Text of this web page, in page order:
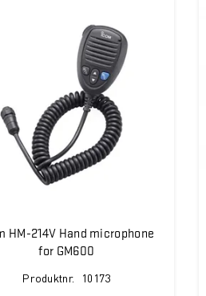
HM-214V Hand microphone
for GM600
Produktnr. 10173